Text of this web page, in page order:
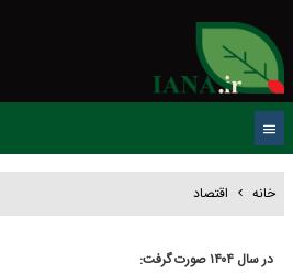
خانه اقتصاد
در سال ۱۴۰۴ صورت گرفت: